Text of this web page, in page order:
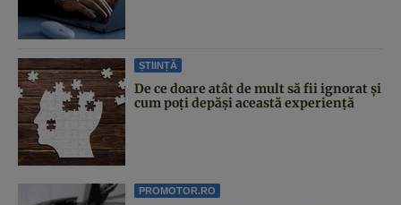
ȘTIINȚĂ
De ce doare atât de mult să fii ignorat și
cum poți depăși această experiență
PROMOTOR.RO